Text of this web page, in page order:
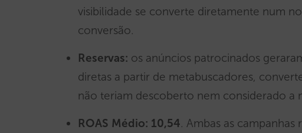
visibilidade se converte diretamente num
conversão.
Reservas: os anúncios patrocinados
diretas a partir de metabuscadores,
não teriam descoberto nem considerado a
ROAS Médio: 10,54. Ambas as